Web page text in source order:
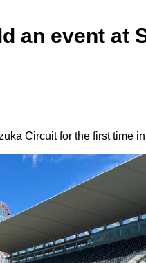
an event at
Circuit for the first time